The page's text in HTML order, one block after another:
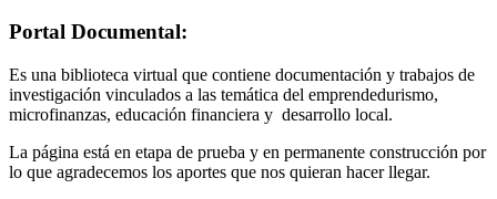
Portal Documental:
Es una biblioteca virtual que contiene documentación y trabajos de
investigación vinculados a las temática del emprendedurismo,
microfinanzas, educación financiera y desarrollo local.
La página está en etapa de prueba y en permanente construcción por
lo que agradecemos los aportes que nos quieran hacer llegar.